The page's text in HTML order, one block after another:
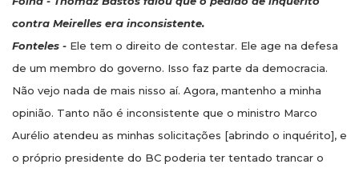
contra Meirelles era inconsistente.
Fonteles - Ele tem o direito de contestar. Ele age na defesa
de um membro do governo. Isso faz parte da democracia.
Não vejo nada de mais nisso aí. Agora, mantenho a minha
opinião. Tanto não é inconsistente que o ministro Marco
Aurélio atendeu as minhas solicitações [abrindo o inquérito], e
o próprio presidente do BC poderia ter tentado trancar o